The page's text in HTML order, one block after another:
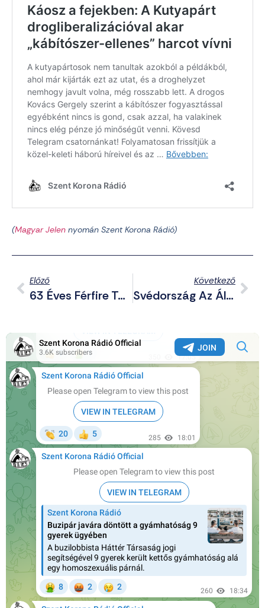
(Magyar Jelen nyomán Szent Korona Rádió)
Előző
63 Éves Férfire Támadt A Cigány, Ő Pár Szál Cigivel, Áldozata Combnyaktöréssel Távozott
Következő
Svédország Az Általános Iskola Alsó Tagozatában Teljesen Betiltja A Telefonhasználatot